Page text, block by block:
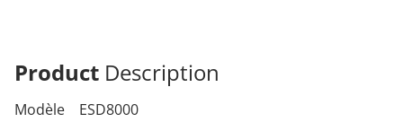
Product Description
Modèle ESD8000